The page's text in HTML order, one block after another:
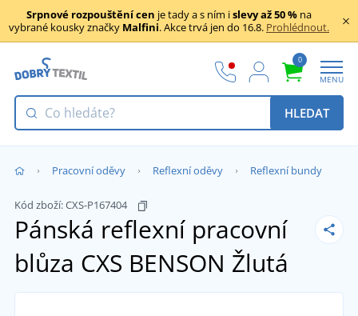
Srpnové rozpouštění cen je tady a s ním islevy až 50 % na
vybrané kousky značky Malfini. Akce trvá jen do 16.8. Prohlédnout.
0
MENU
HLEDAT
Pracovní oděvy Reflexní oděvy Reflexní bundy
Kód zboží:CXS-P167404
Pánská reflexní pracovní
blůza CXS BENSON Žlutá